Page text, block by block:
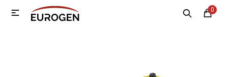
0
 MI CUENTA